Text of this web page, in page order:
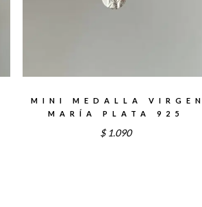
MINI MEDALLA VIRGEN
MARÍA PLATA 925
$ 1.090